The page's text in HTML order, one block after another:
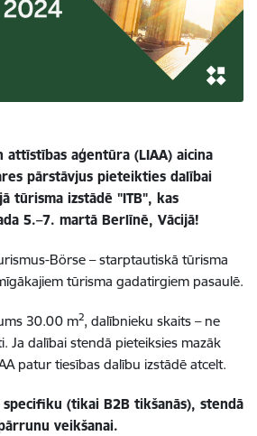
attīstības aģentūra (LIAA) aicina
pārstāvjus pieteikties dalībai
tūrisma izstādē "ITB", kas
5.–7. martā Berlīnē, Vācijā!
Börse – starptautiskā tūrisma
tūrisma gadatirgiem pasaulē.
30.00 m2, dalībnieku skaits – ne
Ja dalībai stendā pieteiksies mazāk
patur tiesības dalību izstādē atcelt.
(tikai B2B tikšanās), stendā
veikšanai.